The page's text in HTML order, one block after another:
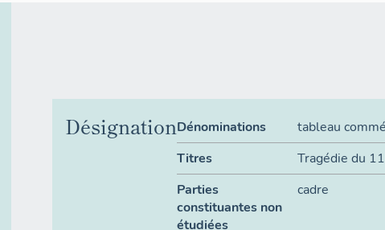
DésignationDénominations
tableau
Titres
Tragédie du
Parties
constituantes non
étudiées
cadre